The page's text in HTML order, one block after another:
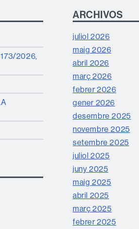
2026,
ARCHIVOS
juliol 2026
maig 2026
abril 2026
març 2026
febrer 2026
gener 2026
desembre 2025
novembre 2025
setembre 2025
juliol 2025
juny 2025
maig 2025
abril 2025
març 2025
febrer 2025